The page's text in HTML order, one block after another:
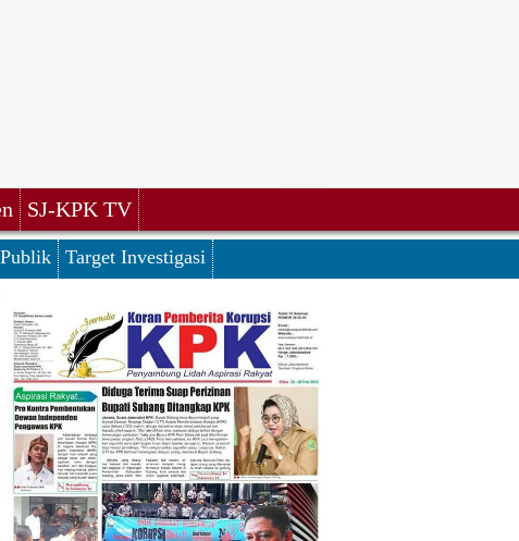
SJ-KPK TV
Target Investigasi